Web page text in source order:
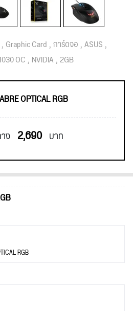
Graphic Card การ์ดจอ ASUS
OC NVIDIA 2GB
OPTICAL RGB
ง 2,690 บาท
RGB